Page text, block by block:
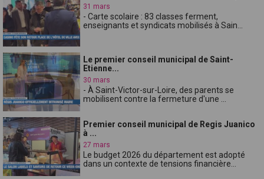
31 mars
- Carte scolaire : 83 classes ferment,
enseignants et syndicats mobilisés à Sain...
Le premier conseil municipal de Saint-
Etienne...
30 mars
- À Saint-Victor-sur-Loire, des parents se
mobilisent contre la fermeture d'une ...
Premier conseil municipal de Regis Juanico
à ...
27 mars
Le budget 2026 du département est adopté
dans un contexte de tensions financière...